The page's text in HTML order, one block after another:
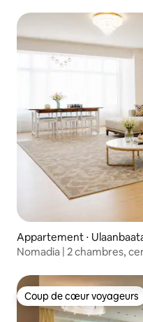
Appartement ⋅
Nomadia | 2 chambres,
Coup de cœur voyageurs
Coup de cœur voyageurs